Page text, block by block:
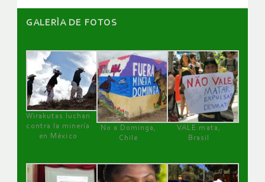
GALERÌA DE FOTOS
Wirakutas luchan
contra la minería
en México
No a Dominga,
Chile
VALE mata,
Brasil